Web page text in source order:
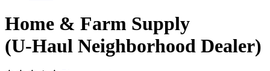
Home & Farm Supply
(U-Haul Neighborhood Dealer)